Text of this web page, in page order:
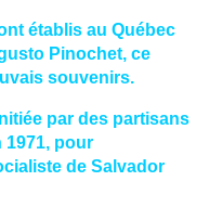
établis au Québec
Pinochet, ce
souvenirs.
par des partisans
1971, pour
de Salvador